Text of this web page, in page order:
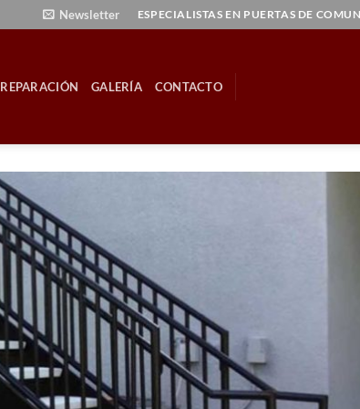
Newsletter ESPECIALISTAS EN PUERTAS DE
REPARACIÓN GALERÍA CONTACTO